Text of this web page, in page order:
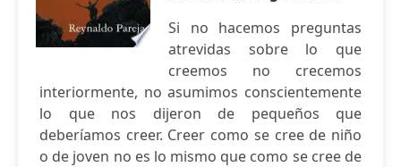
Si no hacemos preguntas
atrevidas sobre lo que
creemos no crecemos
interiormente, no asumimos conscientemente
lo que nos dijeron de pequeños que
deberíamos creer. Creer como se cree de niño
o de joven no es lo mismo que como se cree de